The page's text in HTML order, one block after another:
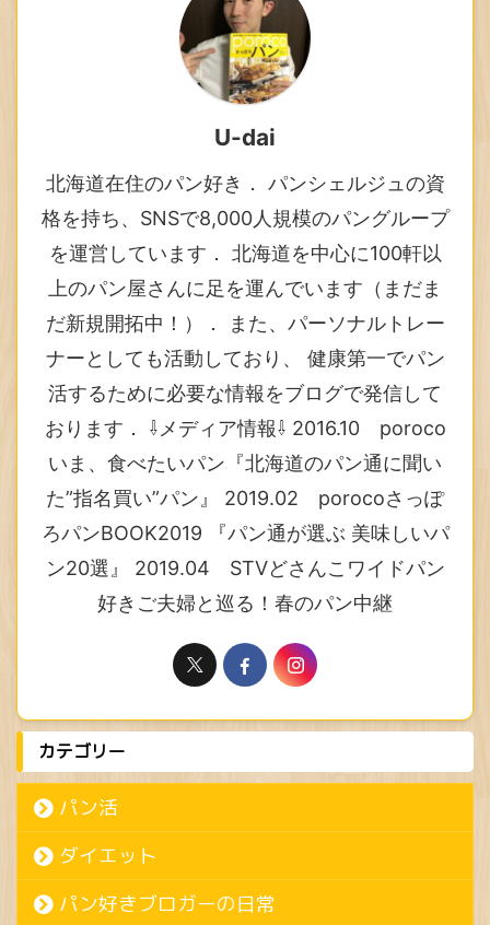
U-dai
北海道在住のパン好き． パンシェルジュの資
格を持ち、SNSで8,000人規模のパングループ
を運営しています． 北海道を中心に100軒以
上のパン屋さんに足を運んでいます（まだま
だ新規開拓中！）． また、パーソナルトレー
ナーとしても活動しており、 健康第一でパン
活するために必要な情報をブログで発信して
おります． ⇩メディア情報⇩ 2016.10 poroco
いま、食べたいパン『北海道のパン通に聞い
た”指名買い”パン』 2019.02 porocoさっぽ
ろパンBOOK2019 『パン通が選ぶ 美味しいパ
ン20選』 2019.04 STVどさんこワイドパン
好きご夫婦と巡る！春のパン中継
カテゴリー
パン活
ダイエット
パン好きブロガーの日常